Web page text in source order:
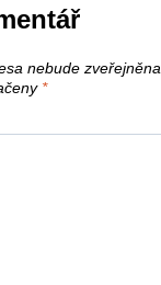
nebude zveřejněna.
*